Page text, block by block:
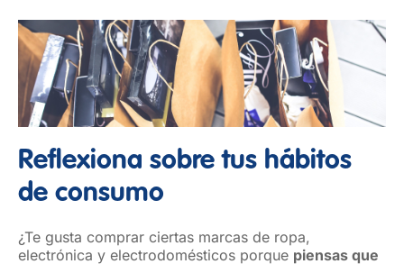
Reflexiona sobre tus hábitos
de consumo
¿Te gusta comprar ciertas marcas de ropa,
electrónica y electrodomésticos porque piensas que